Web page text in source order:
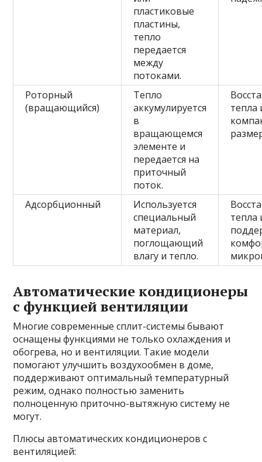
пластиковые
пластины,
тепло
передается
между
потоками.
Роторный
(вращающийся)
Тепло
аккумулируется
в
вращающемся
элементе и
передается на
приточный
поток.
тепла
Адсорбционный
Используется
специальный
материал,
поглощающий
влагу и тепло.
тепла
Автоматические кондиционеры
с функцией вентиляции
Многие современные сплит-системы бывают
оснащены функциями не только охлаждения и
обогрева, но и вентиляции. Такие модели
помогают улучшить воздухообмен в доме,
поддерживают оптимальный температурный
режим, однако полностью заменить
полноценную приточно-вытяжную систему не
могут.
Плюсы автоматических кондиционеров с
вентиляцией: